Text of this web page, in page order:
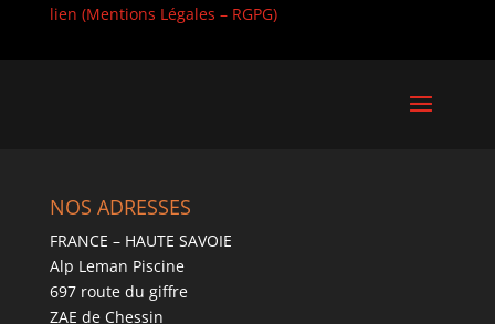
lien (Mentions Légales – RGPG)
NOS ADRESSES
FRANCE – HAUTE SAVOIE
Alp Leman Piscine
697 route du giffre
ZAE de Chessin